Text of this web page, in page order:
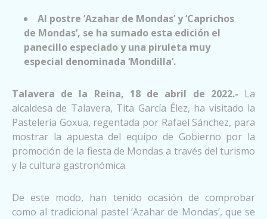
Al postre ‘Azahar de Mondas’ y ‘Caprichos
de Mondas’, se ha sumado esta edición el
panecillo especiado y una piruleta muy
especial denominada ‘Mondilla’.
Talavera de la Reina, 18 de abril de 2022.- La
alcaldesa de Talavera, Tita García Élez, ha visitado la
Pastelería Goxua, regentada por Rafael Sánchez, para
mostrar la apuesta del equipo de Gobierno por la
promoción de la fiesta de Mondas a través del turismo
y la cultura gastronómica.
De este modo, han tenido ocasión de comprobar
como al tradicional pastel ‘Azahar de Mondas’, que se